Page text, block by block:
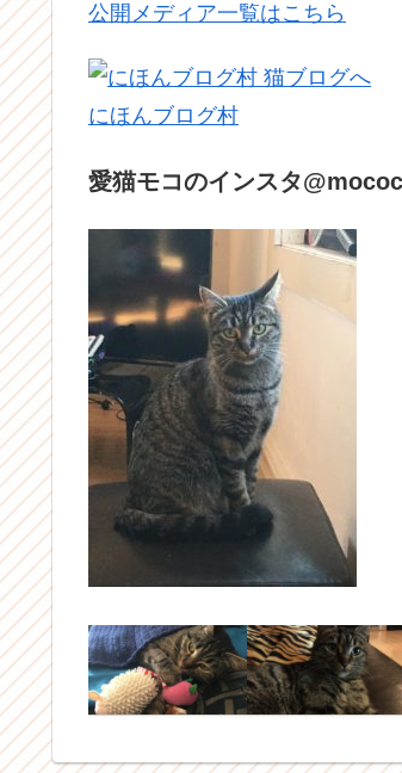
公開メディア一覧はこちら
にほんブログ村
愛猫モコのインスタ